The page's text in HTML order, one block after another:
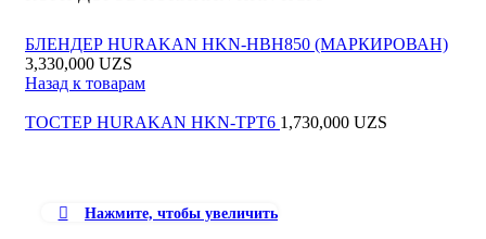
Меню
Вход / Регистрация
Отзывы и Предложения
Доставка и FAQs
Партнеры
Проектирование
Вход / Регистрация
БЛЕНДЕР HURAKAN HKN-HBH850 (МАРКИРОВАН)
3,330,000 UZS
Назад к товарам
ТОСТЕР HURAKAN HKN-TPT6 1,730,000 UZS
Нажмите, чтобы увеличить